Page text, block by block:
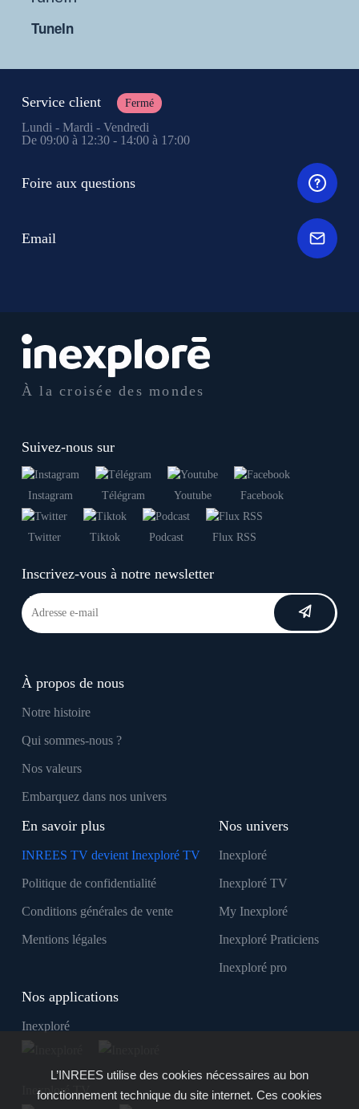
TuneIn
À la croisée des mondes
Suivez-nous sur
Instagram Télégram Youtube Facebook
Twitter Tiktok Podcast Flux RSS
Inscrivez-vous à notre newsletter
À propos de nous
Notre histoire
Qui sommes-nous ?
Nos valeurs
Embarquez dans nos univers
En savoir plus
INREES TV devient Inexploré TV
Politique de confidentialité
Conditions générales de vente
Mentions légales
Nos univers
Inexploré
Inexploré TV
My Inexploré
Inexploré Praticiens
Inexploré pro
Nos applications
Inexploré
Inexploré TV
Service client Fermé
Lundi - Mardi - Vendredi
De 09:00 à 12:30 - 14:00 à 17:00
Foire aux questions
Email
L’INREES utilise des cookies nécessaires au bon
fonctionnement technique du site internet. Ces cookies